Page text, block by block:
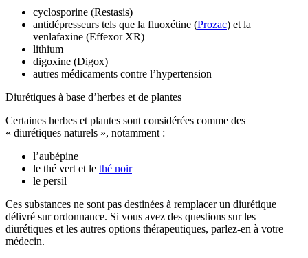
cyclosporine (Restasis)
antidépresseurs tels que la fluoxétine (Prozac) et la
venlafaxine (Effexor XR)
lithium
digoxine (Digox)
autres médicaments contre l’hypertension
Diurétiques à base d’herbes et de plantes
Certaines herbes et plantes sont considérées comme des
« diurétiques naturels », notamment :
l’aubépine
le thé vert et le thé noir
le persil
Ces substances ne sont pas destinées à remplacer un diurétique
délivré sur ordonnance. Si vous avez des questions sur les
diurétiques et les autres options thérapeutiques, parlez-en à votre
médecin.